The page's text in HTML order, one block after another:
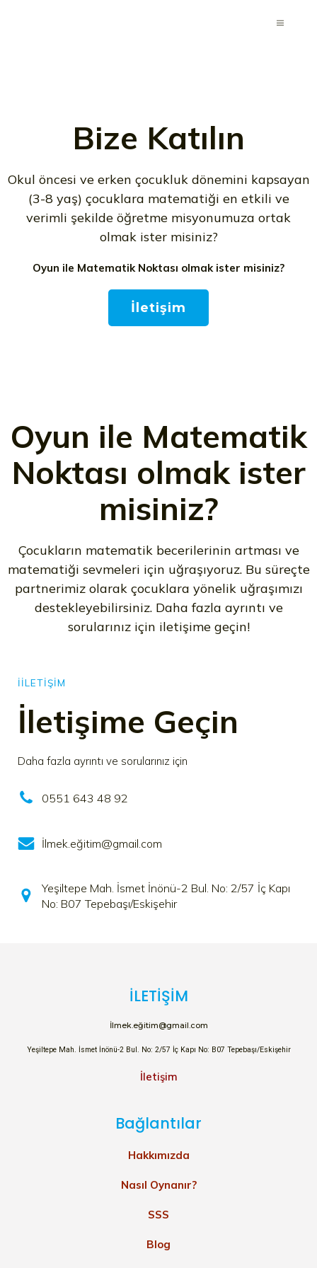
Bize Katılın
Okul öncesi ve erken çocukluk dönemini kapsayan
(3-8 yaş) çocuklara matematiği en etkili ve
verimli şekilde öğretme misyonumuza ortak
olmak ister misiniz?
Oyun ile Matematik Noktası olmak ister misiniz?
İletişim
Oyun ile Matematik
Noktası olmak ister
misiniz?
Çocukların matematik becerilerinin artması ve
matematiği sevmeleri için uğraşıyoruz. Bu süreçte
partnerimiz olarak çocuklara yönelik uğraşımızı
destekleyebilirsiniz. Daha fazla ayrıntı ve
sorularınız için iletişime geçin!
İILETIŞIM
İletişime Geçin
Daha fazla ayrıntı ve sorularınız için
0551 643 48 92
İlmek.eğitim@gmail.com
Yeşiltepe Mah. İsmet İnönü-2 Bul. No: 2/57 İç Kapı
No: B07 Tepebaşı/Eskişehir
İLETİŞİM
İlmek.eğitim@gmail.com
Yeşiltepe Mah. İsmet İnönü-2 Bul. No: 2/57 İç Kapı No: B07 Tepebaşı/Eskişehir
İletişim
Bağlantılar
Hakkımızda
Nasıl Oynanır?
SSS
Blog